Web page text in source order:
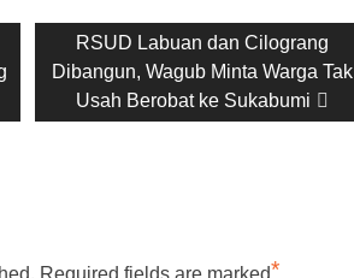
Next
post:
RSUD Labuan dan Cilograng
Dibangun, Wagub Minta Warga Tak
Usah Berobat ke Sukabumi
Required fields are marked*